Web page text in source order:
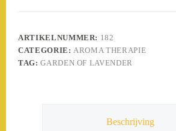
ARTIKELNUMMER: 182
CATEGORIE: AROMA THERAPIE
TAG:GARDEN OF LAVENDER
Beschrijving